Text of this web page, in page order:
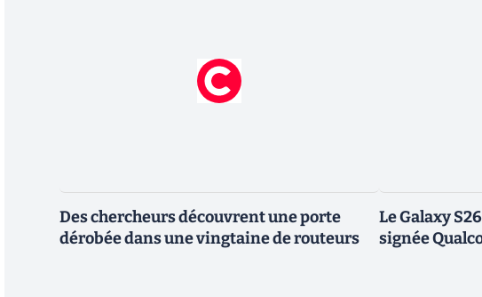
Des chercheurs découvrent une porte
dérobée dans une vingtaine de routeurs
Le Galaxy
signée